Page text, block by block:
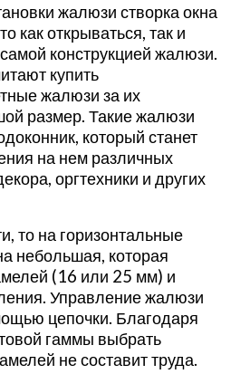
жалюзи створка окна
как открываться, так и
конструкцией жалюзи.
купить
жалюзи за их
размер. Такие жалюзи
который станет
на нем различных
оргтехники и других
то на горизонтальные
небольшая, которая
(16 или 25 мм) и
Управление жалюзи
цепочки. Благодаря
гаммы выбрать
не составит труда.